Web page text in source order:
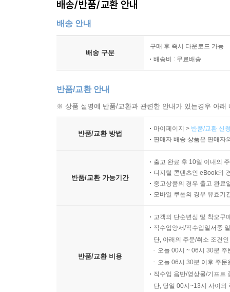
배송/반품/교환 안내
배송 안내
배송 구분
구매 후 즉시 다운로드 가능
배송비 : 무료배송
반품/교환 안내
※ 상품 설명에 반품/교환과 관련한 안내가 있는경우 아
반품/교환 방법
마이페이지 > 반품/교환 신
판매자 배송 상품은 판매자
반품/교환 가능기간
출고 완료 후 10일 이내의
디지털 콘텐츠인 eBook의
중고상품의 경우 출고 완료
모바일 쿠폰의 경우 유효기
반품/교환 비용
고객의 단순변심 및 착오구
직수입양서/직수입일서중
단, 아래의 주문/취소 조건
오늘 00시 ~ 06시 30분
오늘 06시 30분 이후 주
직수입 음반/영상물/기프트
단, 당일 00시~13시 사이의